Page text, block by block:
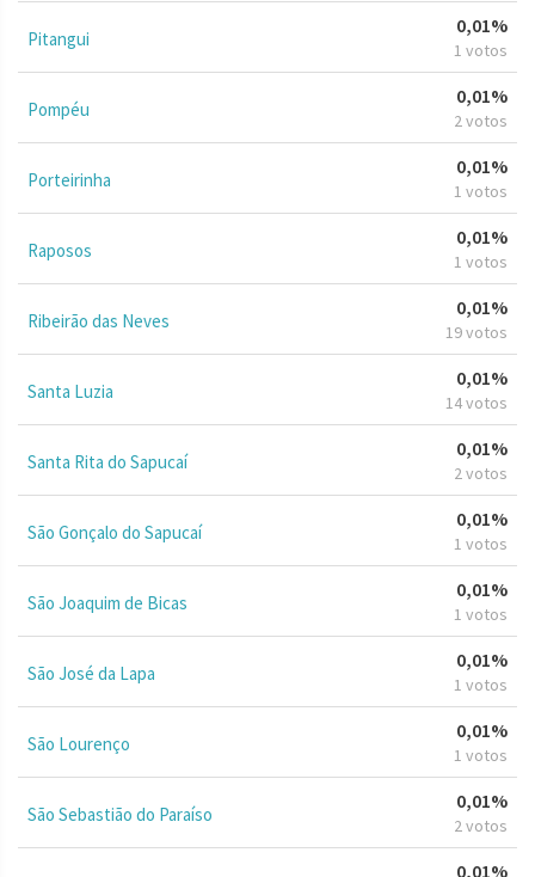
Pitangui
0,01%
1 votos
Pompéu
0,01%
2 votos
Porteirinha
0,01%
1 votos
Raposos
0,01%
1 votos
Ribeirão das Neves
0,01%
19 votos
Santa Luzia
0,01%
14 votos
Santa Rita do Sapucaí
0,01%
2 votos
São Gonçalo do Sapucaí
0,01%
1 votos
São Joaquim de Bicas
0,01%
1 votos
São José da Lapa
0,01%
1 votos
São Lourenço
0,01%
1 votos
São Sebastião do Paraíso
0,01%
2 votos
0,01%